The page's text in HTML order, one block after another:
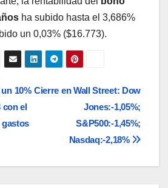
ha subido hasta el 3,686%
un 0,03% ($16.773).
Cierre en Wall Street: Dow
Jones:-1,05%;
S&P500:-1,45%;
Nasdaq:-2,18%
10%
con el